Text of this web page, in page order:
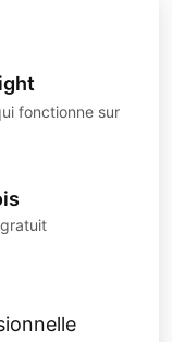
fonctionne sur